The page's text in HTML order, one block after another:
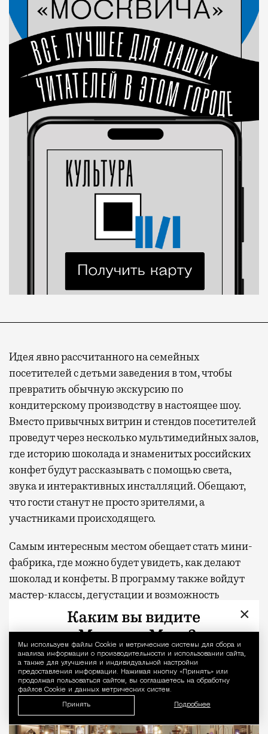
Уведомление
Мы используем файлы Сookie и метрические системы для сбора и
анализа информации о производительности и использовании сайта,
а также для улучшения и индивидуальной настройки
предоставления информации. Нажимая кнопку «Принять» или
продолжая пользоваться сайтом, вы соглашаетесь на обработку
файлов Cookie и данных метрических систем.
Принять Подробнее
Идея явно рассчитанного на семейных
посетителей с детьми заведения в том, чтобы
превратить обычную экскурсию по
кондитерскому производству в настоящее шоу.
Вместо привычных витрин и стендов посетителей
проведут через несколько мультимедийных залов,
где историю шоколада и знаменитых российских
конфет будут рассказывать с помощью света,
звука и интерактивных инсталляций. Обещают,
что гости станут не просто зрителями, а
участниками происходящего.
Самым интересным местом обещает стать мини-
фабрика, где можно будет увидеть, как делают
шоколад и конфеты. В программу также войдут
мастер-классы, дегустации и возможность
придумать собственный дизайн упаковки для
×